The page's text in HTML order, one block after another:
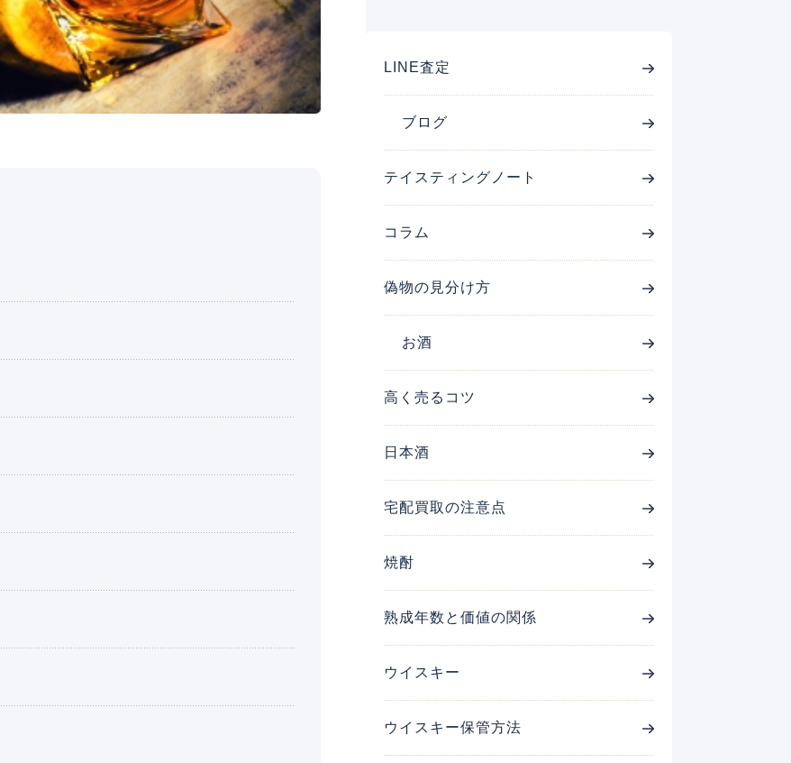
LINE査定
ブログ
テイスティングノート
コラム
偽物の見分け方
お酒
高く売るコツ
日本酒
宅配買取の注意点
焼酎
熟成年数と価値の関係
ウイスキー
ウイスキー保管方法